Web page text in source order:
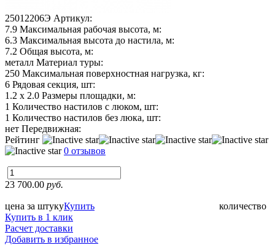
25012206Э Артикул:
7.9 Максимальная рабочая высота, м:
6.3 Максимальная высота до настила, м:
7.2 Общая высота, м:
металл Материал туры:
250 Максимальная поверхностная нагрузка, кг:
6 Рядовая секция, шт:
1.2 х 2.0 Размеры площадки, м:
1 Количество настилов с люком, шт:
1 Количество настилов без люка, шт:
нет Передвижная:
Рейтинг
0 отзывов
23 700.00 руб.
цена за штуку количество
Купить
Купить в 1 клик
Расчет доставки
Добавить в избранное